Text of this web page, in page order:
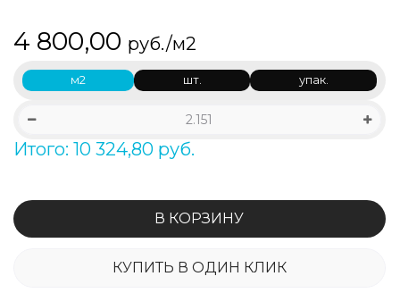
4 800,00 руб./м2
м2 шт. упак.
Итого: 10 324,80 руб.
В КОРЗИНУ
КУПИТЬ В ОДИН КЛИК